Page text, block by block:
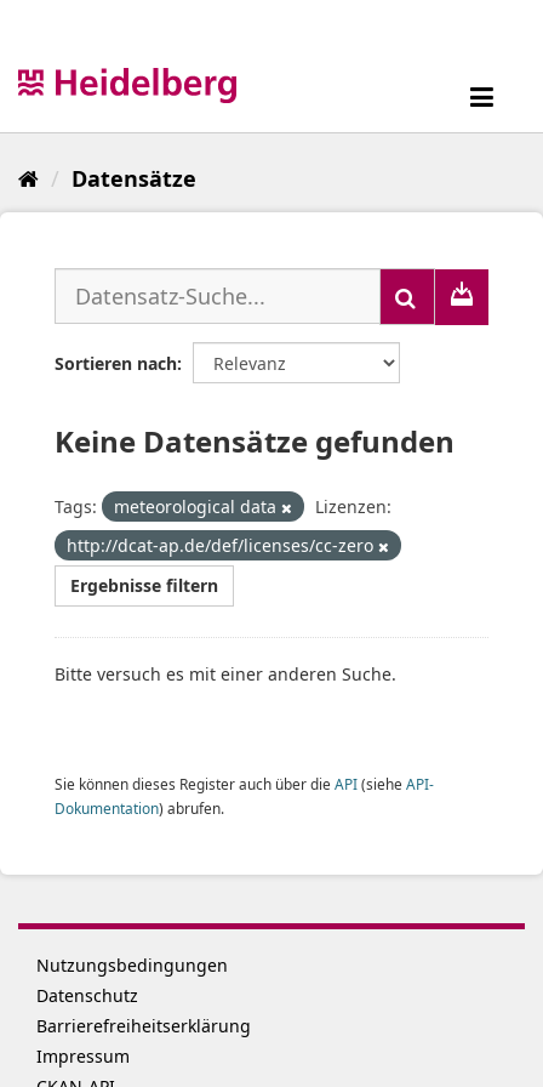
Datensätze
Sortieren nach
Keine Datensätze gefunden
Tags: meteorological data
Lizenzen:
http://dcat-ap.de/def/licenses/cc-zero
Ergebnisse filtern
Bitte versuch es mit einer anderen Suche.
Sie können dieses Register auch über die API(siehe API-
Dokumentation) abrufen.
Nutzungsbedingungen
Datenschutz
Barrierefreiheitserklärung
Impressum